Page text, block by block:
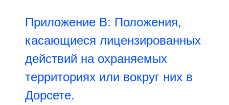
Приложение B: Положения,
касающиеся лицензированных
действий на охраняемых
территориях или вокруг них в
Дорсете.